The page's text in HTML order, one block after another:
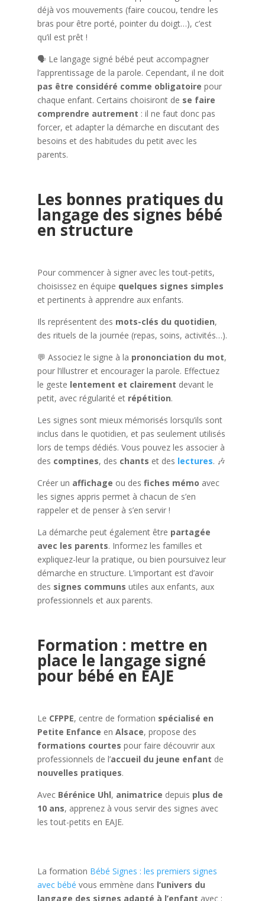
déjà vos mouvements (faire coucou, tendre les
bras pour être porté, pointer du doigt…), c’est
qu’il est prêt !
🗣️ Le langage signé bébé peut accompagner
l’apprentissage de la parole. Cependant, il ne doit
pas être considéré comme obligatoire pour
chaque enfant. Certains choisiront de se faire
comprendre autrement : il ne faut donc pas
forcer, et adapter la démarche en discutant des
besoins et des habitudes du petit avec les
parents.
Les bonnes pratiques du
langage des signes bébé
en structure
Pour commencer à signer avec les tout-petits,
choisissez en équipe quelques signes simples
et pertinents à apprendre aux enfants.
Ils représentent des mots-clés du quotidien,
des rituels de la journée (repas, soins, activités…).
💬 Associez le signe à la prononciation du mot,
pour l’illustrer et encourager la parole. Effectuez
le geste lentement et clairement devant le
petit, avec régularité et répétition.
Les signes sont mieux mémorisés lorsqu’ils sont
inclus dans le quotidien, et pas seulement utilisés
lors de temps dédiés. Vous pouvez les associer à
des comptines, des chants et des lectures. 🎶
Créer un affichage ou des fiches mémo avec
les signes appris permet à chacun de s’en
rappeler et de penser à s’en servir !
La démarche peut également être partagée
avec les parents. Informez les familles et
expliquez-leur la pratique, ou bien poursuivez leur
démarche en structure. L’important est d’avoir
des signes communs utiles aux enfants, aux
professionnels et aux parents.
Formation : mettre en
place le langage signé
pour bébé en EAJE
Le CFPPE, centre de formation spécialisé en
Petite Enfance en Alsace, propose des
formations courtes pour faire découvrir aux
professionnels de l’accueil du jeune enfant de
nouvelles pratiques.
Avec Bérénice Uhl, animatrice depuis plus de
10 ans, apprenez à vous servir des signes avec
les tout-petits en EAJE.
La formation Bébé Signes : les premiers signes
avec bébé vous emmène dans l’univers du
langage des signes adapté à l’enfant avec :